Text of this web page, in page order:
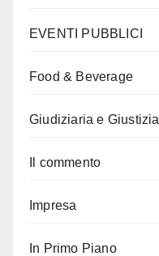
EVENTI PUBBLICI
Food & Beverage
Giudiziaria e Giustizia
Il commento
Impresa
In Primo Piano